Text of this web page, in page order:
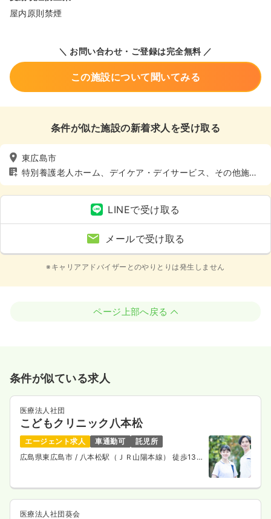
屋内原則禁煙
＼ お問い合わせ・ご登録は完全無料 ／
この施設について聞いてみる
条件が似た施設の新着求人を受け取る
東広島市
特別養護老人ホーム、デイケア・デイサービス、その他施
設、車通勤可（駐車場有）
LINEで受け取る
メールで受け取る
※キャリアアドバイザーとのやりとりは発生しません
ページ上部へ戻る
条件が似ている求人
医療法人社団
こどもクリニック八本松
エージェント求人 車通勤可
託児所
広島県東広島市 / 八本松駅（ＪＲ山陽本線） 徒歩13
医療法人社団葵会